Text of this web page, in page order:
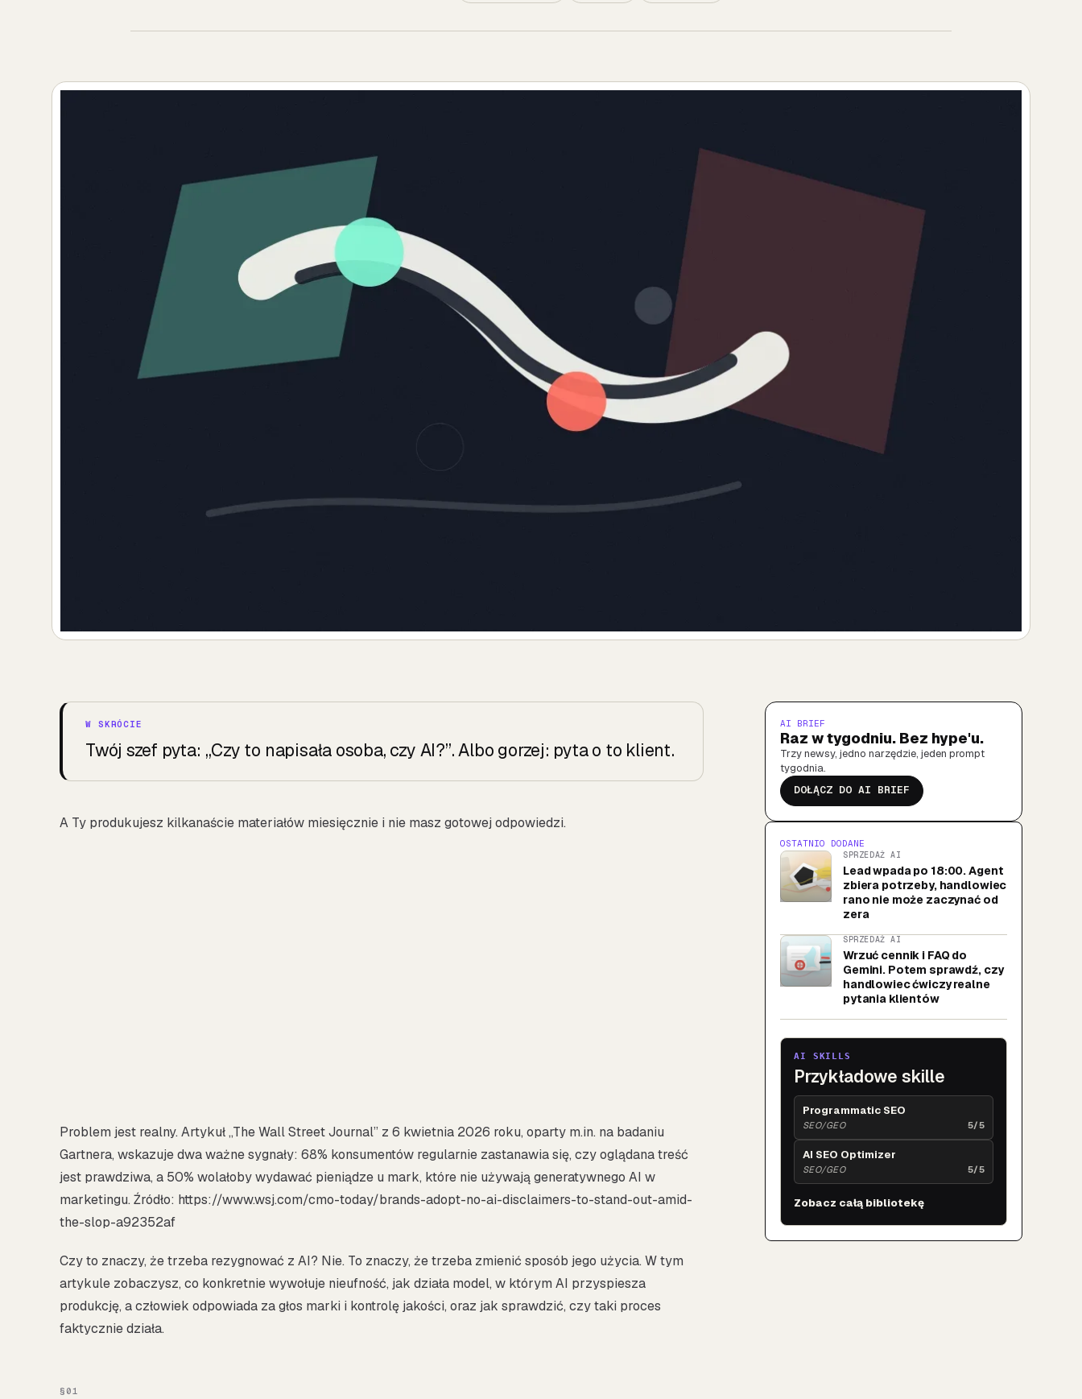
Twój szef pyta: „Czy to napisała osoba, czy AI?”. Albo gorzej: pyta o to klient.
A Ty produkujesz kilkanaście materiałów miesięcznie i nie masz gotowej odpowiedzi.
Problem jest realny. Artykuł „The Wall Street Journal” z 6 kwietnia 2026 roku, oparty m.in. na badaniu
Gartnera, wskazuje dwa ważne sygnały: 68% konsumentów regularnie zastanawia się, czy oglądana treść
jest prawdziwa, a 50% wolałoby wydawać pieniądze u mark, które nie używają generatywnego AI w
marketingu. Źródło: https://www.wsj.com/cmo-today/brands-adopt-no-ai-disclaimers-to-stand-out-amid-
the-slop-a92352af
Czy to znaczy, że trzeba rezygnować z AI? Nie. To znaczy, że trzeba zmienić sposób jego użycia. W tym
artykule zobaczysz, co konkretnie wywołuje nieufność, jak działa model, w którym AI przyspiesza
produkcję, a człowiek odpowiada za głos marki i kontrolę jakości, oraz jak sprawdzić, czy taki proces
faktycznie działa.
AI BRIEF
Raz w tygodniu. Bez hype'u.
Trzy newsy, jedno narzędzie, jeden prompt
tygodnia.
DOŁĄCZ DO AI BRIEF
OSTATNIO DODANE
SPRZEDAŻ AI
Lead wpada po 18:00. Agent
zbiera potrzeby, handlowiec
rano nie może zaczynać od
zera
SPRZEDAŻ AI
Wrzuć cennik i FAQ do
Gemini. Potem sprawdź, czy
handlowiec ćwiczy realne
pytania klientów
AI SKILLS
Przykładowe skille
Programmatic SEO
SEO/GEO 5/5
AI SEO Optimizer
SEO/GEO 5/5
Zobacz całą bibliotekę